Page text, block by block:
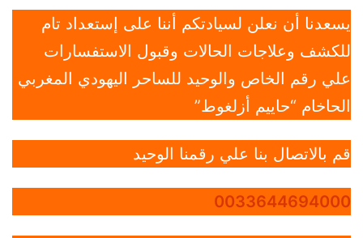
يسعدنا أن نعلن لسيادتكم أننا على إستعداد تام
للكشف وعلاجات الحالات وقبول الاستفسارات
علي رقم الخاص والوحيد للساحر اليهودي المغربي
الحاخام “حاييم أزلغوط”
قم بالاتصال بنا علي رقمنا الوحيد
0033644694000